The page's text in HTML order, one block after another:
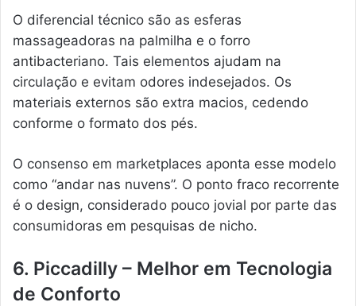
O diferencial técnico são as esferas
massageadoras na palmilha e o forro
antibacteriano. Tais elementos ajudam na
circulação e evitam odores indesejados. Os
materiais externos são extra macios, cedendo
conforme o formato dos pés.
O consenso em marketplaces aponta esse modelo
como “andar nas nuvens”. O ponto fraco recorrente
é o design, considerado pouco jovial por parte das
consumidoras em pesquisas de nicho.
6. Piccadilly – Melhor em Tecnologia
de Conforto